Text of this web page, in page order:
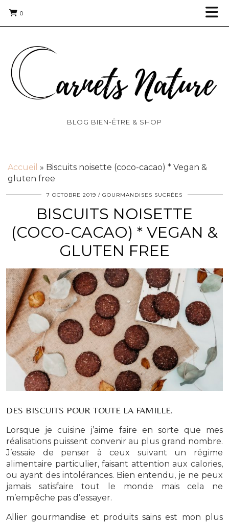
0
BLOG BIEN-ÊTRE & SHOP
Accueil » Biscuits noisette (coco-cacao) * Vegan &
gluten free
7 OCTOBRE 2019 GOURMANDISES SUCRÉES
BISCUITS NOISETTE
(COCO-CACAO) * VEGAN &
GLUTEN FREE
DES BISCUITS POUR TOUTE LA FAMILLE.
Lorsque je cuisine j’aime faire en sorte que mes
réalisations puissent convenir au plus grand nombre.
J’essaie de penser à ceux suivant un régime
alimentaire particulier, faisant attention aux calories,
ou ayant des intolérances. Bien entendu, je ne peux
jamais satisfaire tout le monde mais cela ne
m’empêche pas d’essayer.
Allier gourmandise et produits sains est mon plus